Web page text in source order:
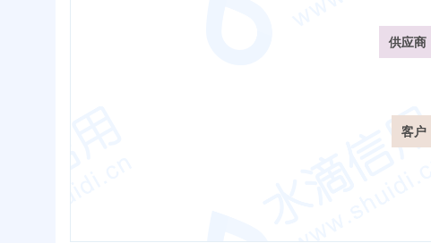
供应商
客户